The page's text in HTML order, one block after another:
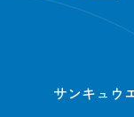
サンキュウ